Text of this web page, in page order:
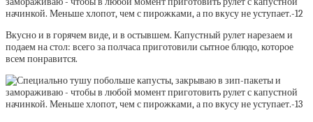
Вкусно и в горячем виде, и в остывшем. Капустный рулет нарезаем и
подаем на стол: всего за полчаса приготовили сытное блюдо, которое
всем понравится.